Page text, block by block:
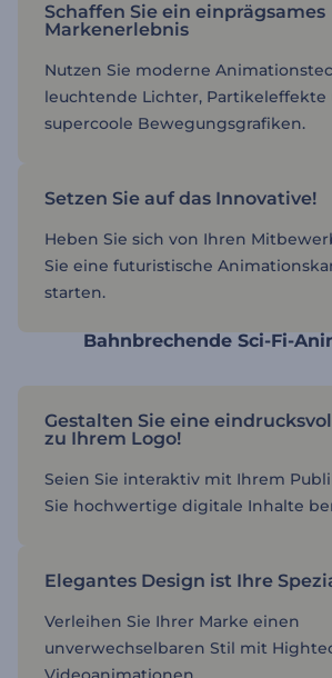
Schaffen Sie ein einprägsames
Markenerlebnis
Nutzen Sie moderne
leuchtende Lichter, Partikeleffekte
supercoole Bewegungsgrafiken.
Setzen Sie auf das Innovative!
Heben Sie sich von Ihren
Sie eine futuristische
starten.
Bahnbrechende Sci-Fi-
Gestalten Sie eine
zu Ihrem Logo!
Seien Sie interaktiv mit Ihrem
Sie hochwertige digitale Inhalte
Elegantes Design ist Ihre
Verleihen Sie Ihrer Marke einen
unverwechselbaren Stil mit